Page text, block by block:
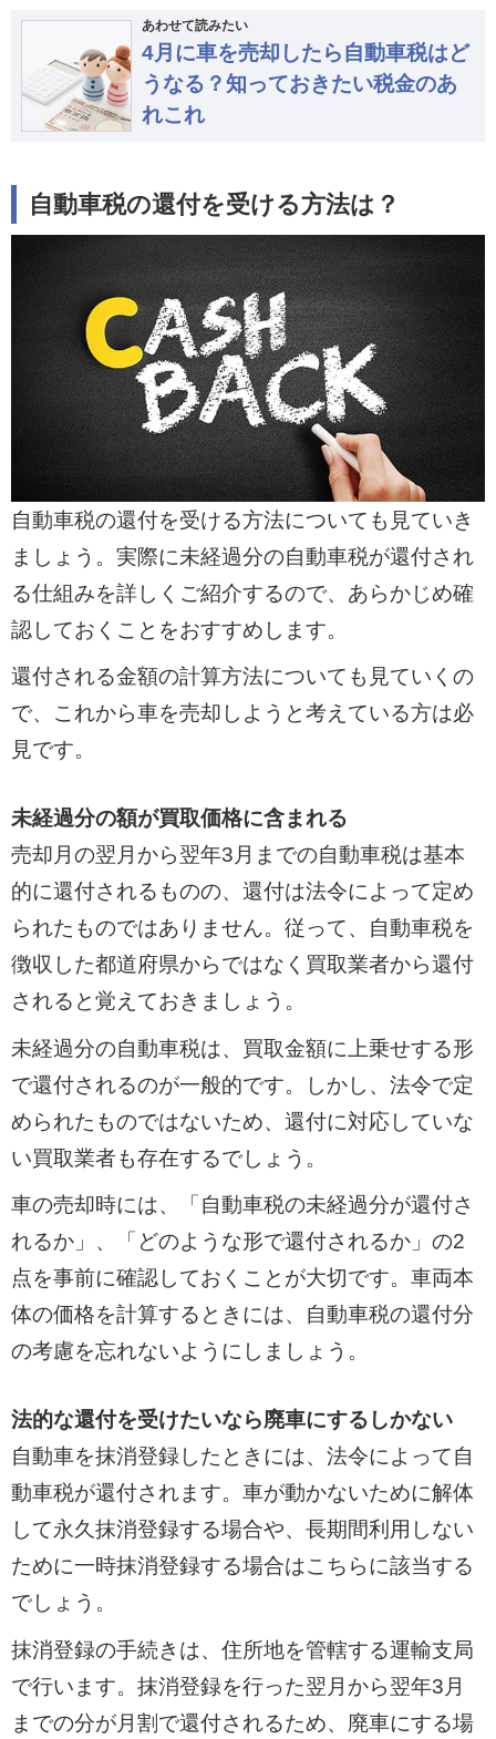
あわせて読みたい
4月に車を売却したら自動車税はど
うなる？知っておきたい税金のあ
れこれ
自動車税の還付を受ける方法は？
自動車税の還付を受ける方法についても見ていき
ましょう。実際に未経過分の自動車税が還付され
る仕組みを詳しくご紹介するので、あらかじめ確
認しておくことをおすすめします。
還付される金額の計算方法についても見ていくの
で、これから車を売却しようと考えている方は必
見です。
未経過分の額が買取価格に含まれる
売却月の翌月から翌年3月までの自動車税は基本
的に還付されるものの、還付は法令によって定め
られたものではありません。従って、自動車税を
徴収した都道府県からではなく買取業者から還付
されると覚えておきましょう。
未経過分の自動車税は、買取金額に上乗せする形
で還付されるのが一般的です。しかし、法令で定
められたものではないため、還付に対応していな
い買取業者も存在するでしょう。
車の売却時には、「自動車税の未経過分が還付さ
れるか」、「どのような形で還付されるか」の2
点を事前に確認しておくことが大切です。車両本
体の価格を計算するときには、自動車税の還付分
の考慮を忘れないようにしましょう。
法的な還付を受けたいなら廃車にするしかない
自動車を抹消登録したときには、法令によって自
動車税が還付されます。車が動かないために解体
して永久抹消登録する場合や、長期間利用しない
ために一時抹消登録する場合はこちらに該当する
でしょう。
抹消登録の手続きは、住所地を管轄する運輸支局
で行います。抹消登録を行った翌月から翌年3月
までの分が月割で還付されるため、廃車にする場